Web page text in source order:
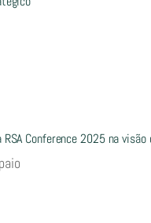
Conference 2025 na visão